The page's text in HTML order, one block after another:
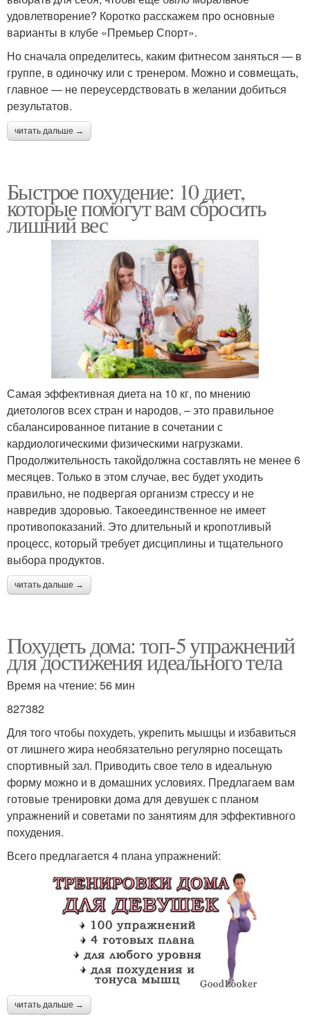
удовлетворение? Коротко расскажем про основные
варианты в клубе «Премьер Спорт».
Но сначала определитесь, каким фитнесом заняться — в
группе, в одиночку или с тренером. Можно и совмещать,
главное — не переусердствовать в желании добиться
результатов.
читать дальше →
Быстрое похудение: 10 диет,
которые помогут вам сбросить
лишний вес
Самая эффективная диета на 10 кг, по мнению
диетологов всех стран и народов, – это правильное
сбалансированное питание в сочетании с
кардиологическими физическими нагрузками.
Продолжительность такойдолжна составлять не менее 6
месяцев. Только в этом случае, вес будет уходить
правильно, не подвергая организм стрессу и не
навредив здоровью. Такоеединственное не имеет
противопоказаний. Это длительный и кропотливый
процесс, который требует дисциплины и тщательного
выбора продуктов.
читать дальше →
Похудеть дома: топ-5 упражнений
для достижения идеального тела
Время на чтение: 56 мин
827382
Для того чтобы похудеть, укрепить мышцы и избавиться
от лишнего жира необязательно регулярно посещать
спортивный зал. Приводить свое тело в идеальную
форму можно и в домашних условиях. Предлагаем вам
готовые тренировки дома для девушек с планом
упражнений и советами по занятиям для эффективного
похудения.
Всего предлагается 4 плана упражнений:
читать дальше →